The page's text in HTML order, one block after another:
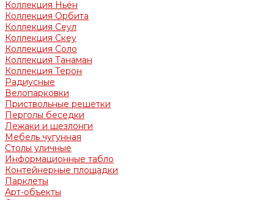
Коллекция Ньён
Коллекция Орбита
Коллекция Сеул
Коллекция Скеу
Коллекция Соло
Коллекция Танаман
Коллекция Терон
Радиусные
Велопарковки
Приствольные решетки
Перголы беседки
Лежаки и шезлонги
Мебель чугунная
Столы уличные
Информационные табло
Контейнерные площадки
Парклеты
Арт-объекты